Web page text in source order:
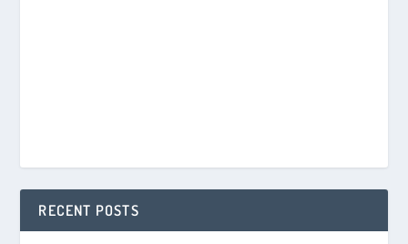
RECENT POSTS